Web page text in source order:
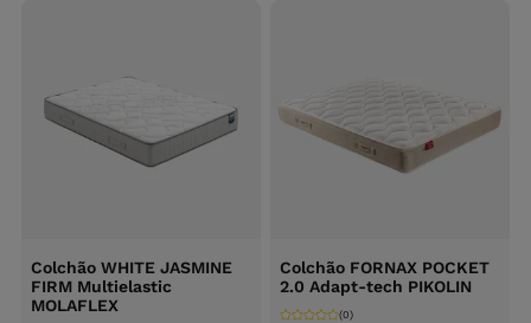
Colchão WHITE JASMINE
FIRM Multielastic
MOLAFLEX
Colchão FORNAX POCKET
2.0 Adapt-tech PIKOLIN
(0)